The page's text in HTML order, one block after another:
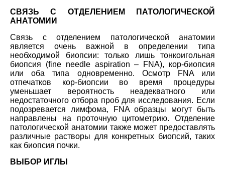
СВЯЗЬ С ОТДЕЛЕНИЕМ ПАТОЛОГИЧЕСКОЙ
АНАТОМИИ
Связь с отделением патологической анатомии
является очень важной в определении типа
необходимой биопсии: только лишь тонкоигольная
биопсия (fine needle aspiration – FNA), кор-биопсия
или оба типа одновременно. Осмотр FNA или
отпечатков кор-биопсии во время процедуры
уменьшает вероятность неадекватного или
недостаточного отбора проб для исследования. Если
подозревается лимфома, FNA образцы могут быть
направлены на проточную цитометрию. Отделение
патологической анатомии также может предоставлять
различные растворы для конкретных биопсий, таких
как биопсия почки.
ВЫБОР ИГЛЫ